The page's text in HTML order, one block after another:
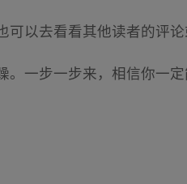
以去看看其他读者的评论
一步一步来，相信你一定